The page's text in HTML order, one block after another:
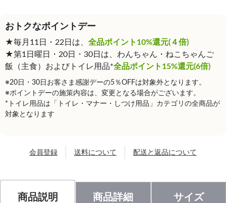
おトクなポイントデー
★毎月11日・22日は、 全品ポイント10%還元(４倍)
★第1日曜日・20日・30日は、わんちゃん・ねこちゃんご
飯（主食）およびトイレ用品*全品ポイント15%還元(6倍)
※20日・30日お客さま感謝デーの5％OFFは対象外となります。
※ポイントデーの施策内容は、変更となる場合がございます。
*トイレ用品は「トイレ・マナー・しつけ用品」カテゴリの全商品が
対象となります
会員登録 送料について 配送と返品について
商品説明 商品詳細 サイズ